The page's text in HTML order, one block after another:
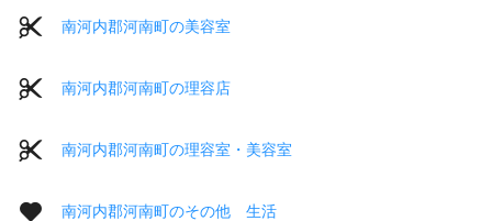
南河内郡河南町の美容室
南河内郡河南町の理容店
南河内郡河南町の理容室・美容室
南河内郡河南町のその他 生活